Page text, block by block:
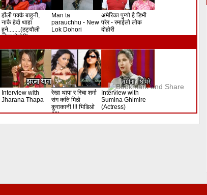
हौंली पक्कै बाहुनी,
नाकै हेर्दा थाहा
हुने........(ठट्यौली
लोक दोहोरी)
Man ta
parauchhu - New
Lok Dohori
अमेरिका पुग्यौ है डिभी
परेर - रमाईलो लोक
दोहोरी
Interview with
Jharana Thapa
रेखा थापा र रिचा शर्मा
संग कति मिठो
कुराकानी !!! भिडिओ
!!!!!
Interview with
Sumina Ghimire
(Actress)